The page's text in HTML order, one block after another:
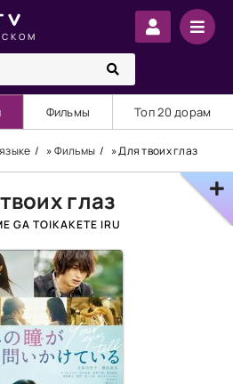
Фильмы Топ 20 дорам
»Фильмы » Для твоих глаз
глаз
GA TOIKAKETE IRU